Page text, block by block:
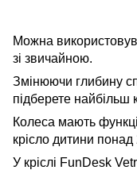
Можна
зі звичайною.
Змінюючи глибину
підберете
Колеса мають
крісло дитини понад
У кріслі FunDesk